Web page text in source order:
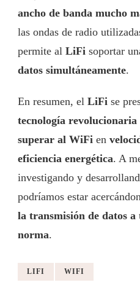
ancho de banda mucho
las ondas de radio
permite al LiFi soportar
datos simultáneamente.
En resumen, el LiFi se
tecnología revolucionaria
superar al WiFi en
eficiencia energética. A
investigando y
podríamos estar
la transmisión de datos a
norma.
LIFI WIFI